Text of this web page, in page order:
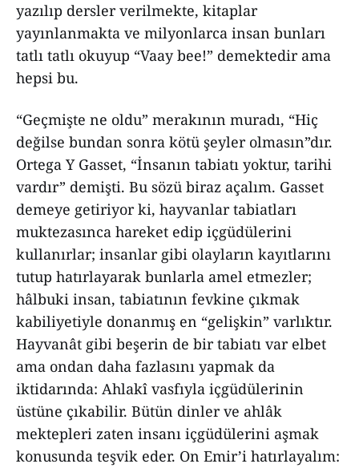
yazılıp dersler verilmekte, kitaplar
yayınlanmakta ve milyonlarca insan bunları
tatlı tatlı okuyup “Vaay bee!” demektedir ama
hepsi bu.
“Geçmişte ne oldu” merakının muradı, “Hiç
değilse bundan sonra kötü şeyler olmasın”dır.
Ortega Y Gasset, “İnsanın tabiatı yoktur, tarihi
vardır” demişti. Bu sözü biraz açalım. Gasset
demeye getiriyor ki, hayvanlar tabiatları
muktezasınca hareket edip içgüdülerini
kullanırlar; insanlar gibi olayların kayıtlarını
tutup hatırlayarak bunlarla amel etmezler;
hâlbuki insan, tabiatının fevkine çıkmak
kabiliyetiyle donanmış en “gelişkin” varlıktır.
Hayvanât gibi beşerin de bir tabiatı var elbet
ama ondan daha fazlasını yapmak da
iktidarında: Ahlakî vasfıyla içgüdülerinin
üstüne çıkabilir. Bütün dinler ve ahlâk
mektepleri zaten insanı içgüdülerini aşmak
konusunda teşvik eder. On Emir’i hatırlayalım: